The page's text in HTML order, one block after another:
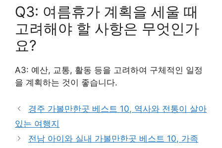
Q3: 여름휴가 계획을 세울 때
고려해야 할 사항은 무엇인가
요?
A3: 예산, 교통, 활동 등을 고려하여 구체적인 일정
을 계획하는 것이 좋습니다.
경주 가볼만한곳 베스트 10, 역사와 전통이 살아
있는 여행지
전남 아이와 실내 가볼만한곳 베스트 10, 가족